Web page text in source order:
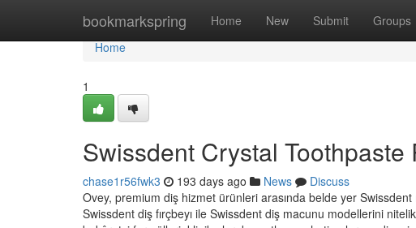
bookmarkspring Home New Submit Groups
Home
Home
1
Swissdent Crystal Toothpaste
chase1r56fwk3 193 days ago News
Discuss
Ovey, premium diş hizmet ürünleri arasında belde yer
Swissdent diş fırçbeyı ile Swissdent diş macunu modellerini